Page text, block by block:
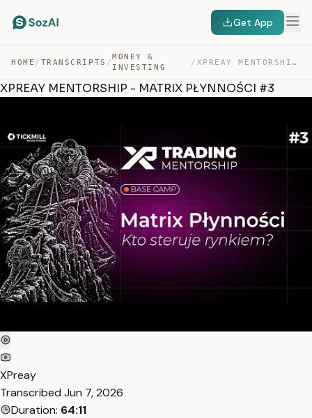
Get App
HOME / TRANSCRIPTS /
MONEY &
INVESTING
/ XPREAY MENTORSHIP – MATRIX PŁYNNOŚCI #3 — TRANSCRIPT
XPREAY MENTORSHIP - MATRIX PŁYNNOŚCI #3
XPreay
Transcribed Jun 7, 2026
Duration: 64:11